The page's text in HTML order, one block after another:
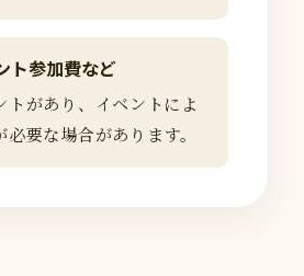
ト参加費など
トがあり、イベントによ
要な場合があります。